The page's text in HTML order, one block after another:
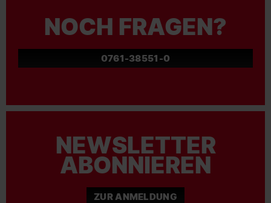
NOCH FRAGEN?
0761-38551-0
NEWSLETTER
ABONNIEREN
ZUR ANMELDUNG